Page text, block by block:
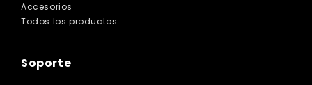
Accesorios
Todos los productos
Soporte